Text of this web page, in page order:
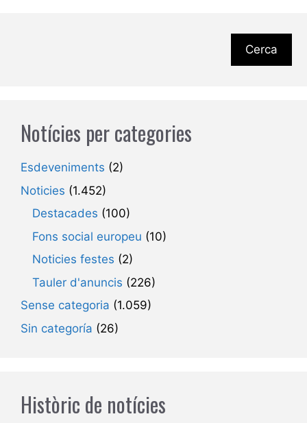
Cerca
Notícies per categories
Esdeveniments (2)
Noticies (1.452)
Destacades (100)
Fons social europeu (10)
Noticies festes (2)
Tauler d'anuncis (226)
Sense categoria (1.059)
Sin categoría (26)
Històric de notícies